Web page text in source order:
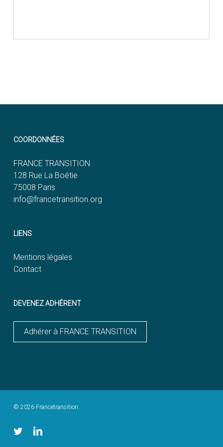
COORDONNÉES
FRANCE TRANSITION
128 Rue La Boétie
75008 Paris
info@francetransition.org
LIENS
Mentions légales
Contact
DEVENEZ ADHÉRENT
Adhérer à FRANCE TRANSITION
© 2026 Francetransition.
twitter linkedin